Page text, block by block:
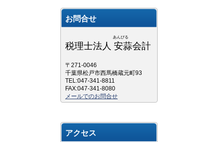
お問合せ
あんびる
税理士法人 安蒜会計
〒271-0046
千葉県松戸市西馬橋蔵元町93
TEL:047-341-8811
FAX:047-341-8080
メールでのお問合せ
アクセス